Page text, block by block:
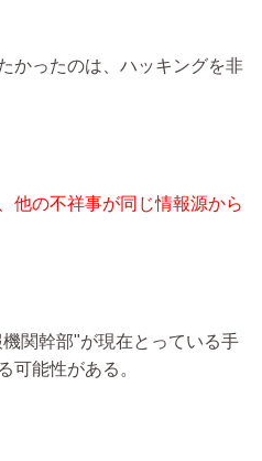
かったのは、ハッキングを非
他の不祥事が同じ情報源から
関幹部"が現在とっている手
可能性がある。